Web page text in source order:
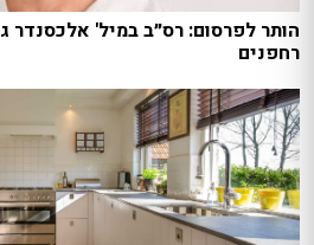
הותר לפרסום: רס״ב במיל' אלכסנדר
רחפנים